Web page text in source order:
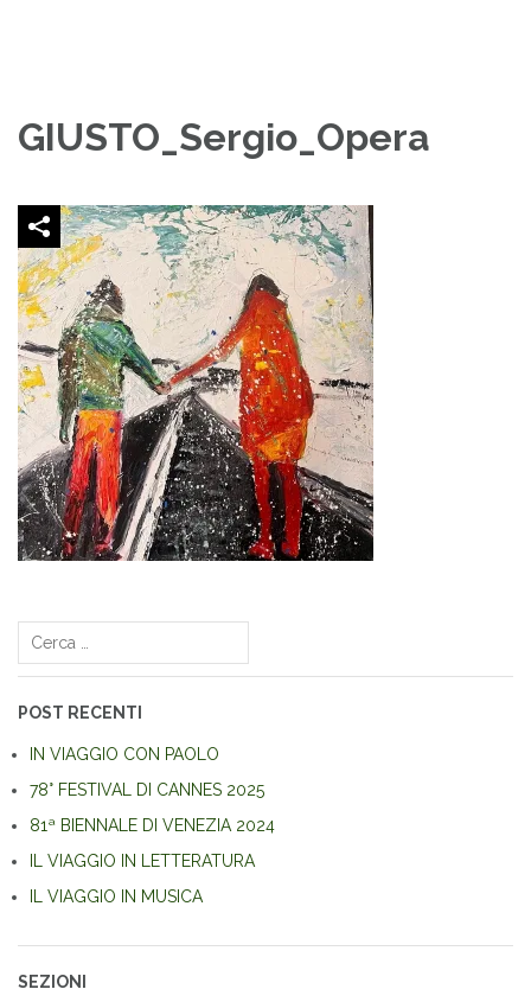
GIUSTO_Sergio_Opera
articoli
Ricerca
POST RECENTI
IN VIAGGIO CON PAOLO
78° FESTIVAL DI CANNES 2025
81ª BIENNALE DI VENEZIA 2024
IL VIAGGIO IN LETTERATURA
IL VIAGGIO IN MUSICA
SEZIONI